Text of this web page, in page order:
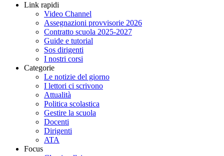
Link rapidi
Video Channel
Assegnazioni provvisorie 2026
Contratto scuola 2025-2027
Guide e tutorial
Sos dirigenti
I nostri corsi
Categorie
Le notizie del giorno
I lettori ci scrivono
Attualità
Politica scolastica
Gestire la scuola
Docenti
Dirigenti
ATA
Focus